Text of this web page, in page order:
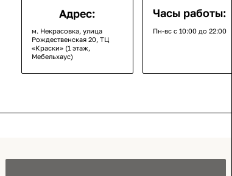
Адрес:
м. Некрасовка, улица
Рождественская 20, ТЦ
«Краски» (1 этаж,
Мебельхаус)
Часы работы:
Пн-вс с 10:00 до 22:00